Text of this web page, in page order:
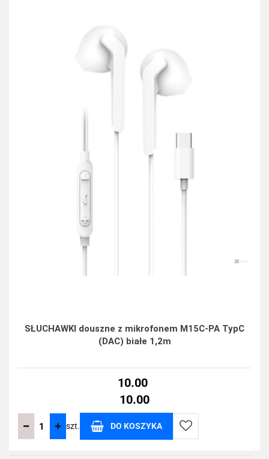
SŁUCHAWKI douszne z mikrofonem M15C-PA TypC
(DAC) białe 1,2m
10.00
10.00
szt. DO KOSZYKA
Do